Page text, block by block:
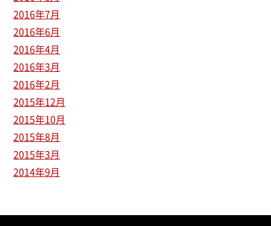
2016年7月
2016年6月
2016年4月
2016年3月
2016年2月
2015年12月
2015年10月
2015年8月
2015年3月
2014年9月